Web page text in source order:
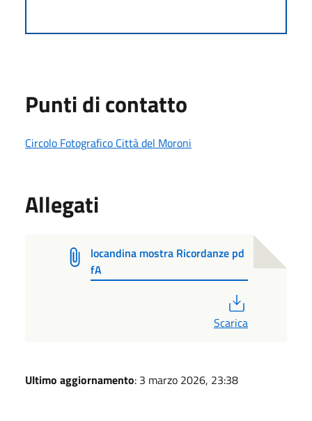
Punti di contatto
Circolo Fotografico Città del Moroni
Allegati
locandina mostra Ricordanze pd
fA
Scarica
Ultimo aggiornamento: 3 marzo 2026, 23:38